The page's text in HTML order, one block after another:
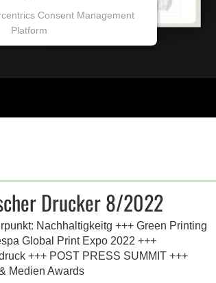
Consent Management
Platform
Drucker 8/2022
Nachhaltigkeitg +++ Green Printing
Global Print Expo 2022 +++
+++ POST PRESS SUMMIT +++
Medien Awards